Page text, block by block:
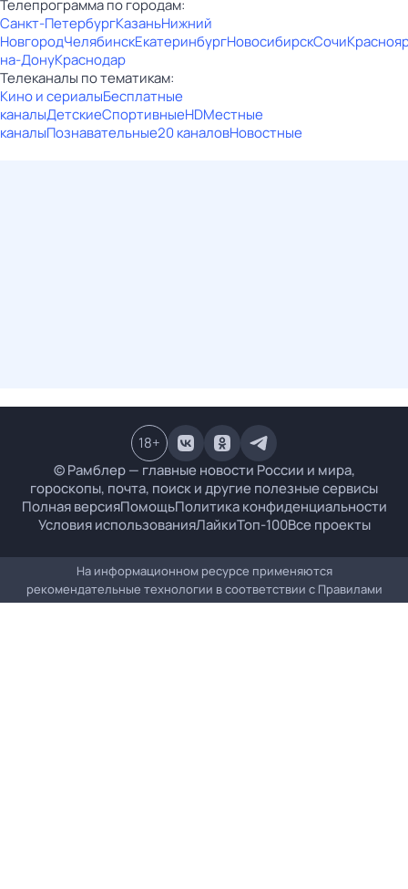
Телепрограмма по городам:
Санкт-ПетербургКазаньНижний
НовгородЧелябинскЕкатеринбургНовосибирскСочи
на-ДонуКраснодар
Телеканалы по тематикам:
Кино и сериалыБесплатные
каналыДетскиеСпортивныеHDМестные
каналыПознавательные20 каналовНовостные
© Рамблер — главные новости России и мира,
гороскопы, почта, поиск и другие полезные сервисы
Полная версияПомощьПолитика конфиденциальности
Условия использованияЛайкиТоп-100Все проекты
18+
На информационном ресурсе применяются
рекомендательные технологии в соответствии с Правилами